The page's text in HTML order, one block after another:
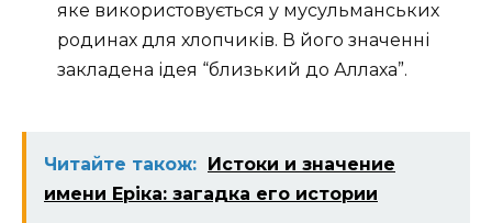
яке використовується у мусульманських
родинах для хлопчиків. В його значенні
закладена ідея “близький до Аллаха”.
Читайте також: Истоки и значение
имени Еріка: загадка его истории